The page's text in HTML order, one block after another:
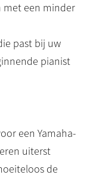
met een minder
past bij uw
pianist
een Yamaha-
uiterst
de